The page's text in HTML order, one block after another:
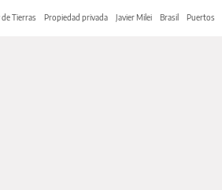
de Tierras Propiedad privada Javier Milei Brasil Puertos